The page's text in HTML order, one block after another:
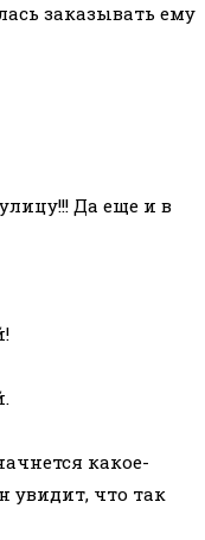
заказывать ему
Да еще и в
какое-
увидит, что так